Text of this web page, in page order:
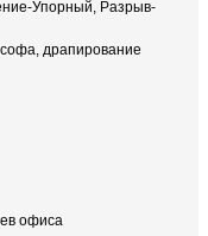
Упорный, Разрыв-
драпирование
офиса